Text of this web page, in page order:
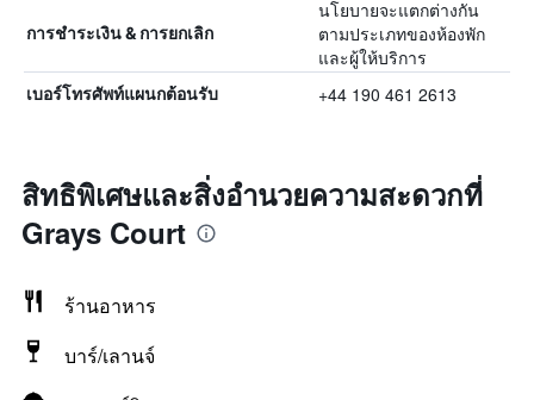
การชำระเงิน & การยกเลิก
นโยบายจะแตกต่างกัน
ตามประเภทของห้องพัก
และผู้ให้บริการ
เบอร์โทรศัพท์แผนกต้อนรับ +44 190 461 2613
สิทธิพิเศษและสิ่งอำนวยความสะดวกที่
Grays Court
ร้านอาหาร
บาร์/เลานจ์